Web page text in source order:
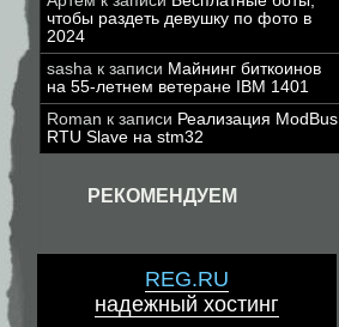
чтобы раздеть девушку по фото в
2024
sasha к записи Майнинг биткоинов
на 55-летнем ветеране IBM 1401
Roman к записи Реализация ModBus
RTU Slave на stm32
РЕКОМЕНДУЕМ
REG.RU
надежный хостинг